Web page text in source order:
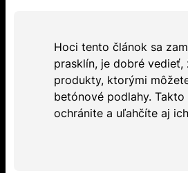
Hoci tento článok sa
prasklín, je dobré vedieť,
produkty, ktorými
betónové podlahy.
ochránite a uľahčíte aj